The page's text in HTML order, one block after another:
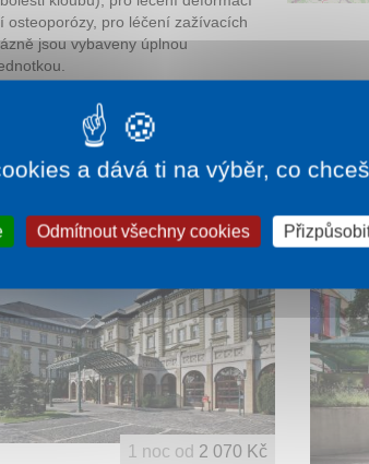
osteoporózy, pro léčení zažívacích
jsou vybaveny úplnou
1 noc od 2 070 Kč
a dává ti na výběr, co
Odmítnout všechny cookies